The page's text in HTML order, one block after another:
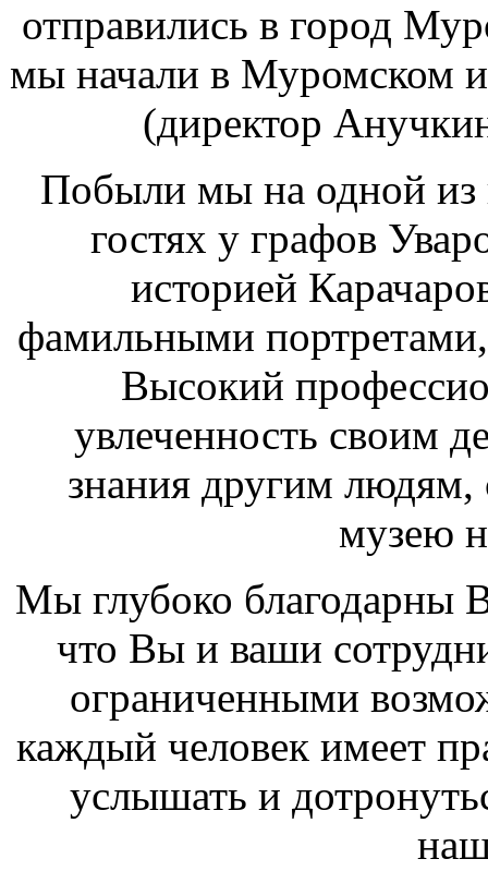
отправились в город
мы начали в Муромском
(директор
Побыли мы на одной из
гостях у графов
историей
фамильными
Высокий
увлеченность своим
знания другим людям,
музею
Мы глубоко благодарны
что Вы и ваши
ограниченными
каждый человек имеет
услышать и